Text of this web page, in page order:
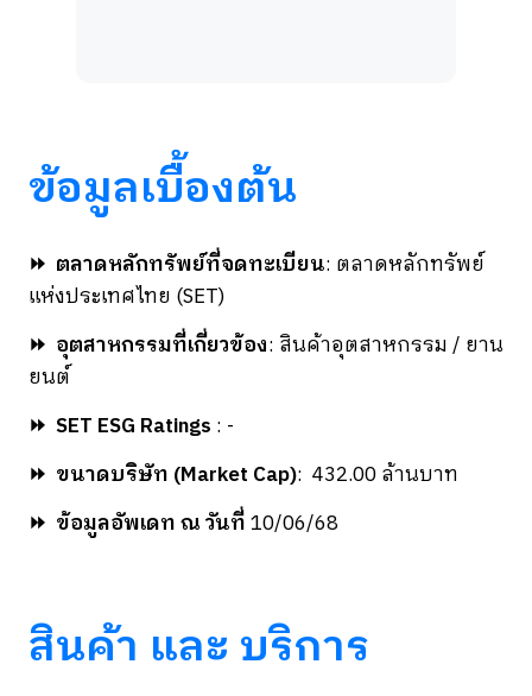
ข้อมูลเบื้องต้น
⏩ ตลาดหลักทรัพย์ที่จดทะเบียน: ตลาดหลักทรัพย์
แห่งประเทศไทย (SET)
⏩ อุตสาหกรรมที่เกี่ยวข้อง: สินค้าอุตสาหกรรม / ยาน
ยนต์
⏩ SET ESG Ratings : -
⏩ ขนาดบริษัท (Market Cap): 432.00 ล้านบาท
⏩ ข้อมูลอัพเดท ณ วันที่10/06/68
สินค้า และ บริการ